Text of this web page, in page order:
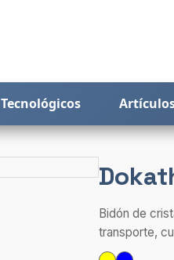
Tecnológicos
Bidón de
transporte,